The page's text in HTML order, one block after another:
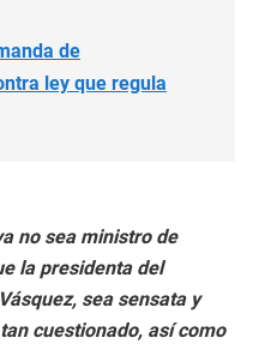
de
ley que regula
no sea ministro de
la presidenta del
sea sensata y
cuestionado, así como